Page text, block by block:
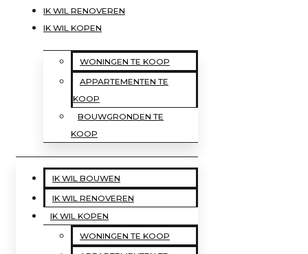
IK WIL RENOVEREN
IK WIL KOPEN
WONINGEN TE KOOP
APPARTEMENTEN TE
KOOP
BOUWGRONDEN TE
KOOP
IK WIL BOUWEN
IK WIL RENOVEREN
IK WIL KOPEN
WONINGEN TE KOOP